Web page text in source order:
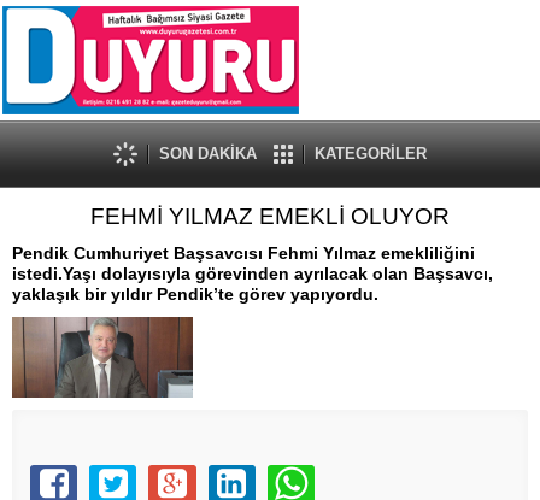
SON DAKİKA KATEGORİLER
FEHMİ YILMAZ EMEKLİ OLUYOR
Pendik Cumhuriyet Başsavcısı Fehmi Yılmaz emekliliğini
istedi.Yaşı dolayısıyla görevinden ayrılacak olan Başsavcı,
yaklaşık bir yıldır Pendik’te görev yapıyordu.